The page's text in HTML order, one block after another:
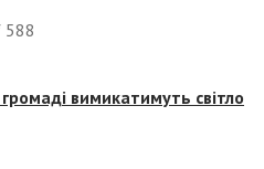
588
вимикатимуть світло